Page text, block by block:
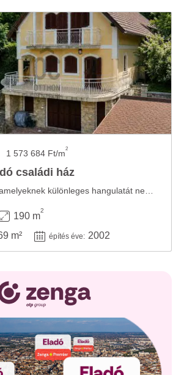
1 573 684 Ft/m2
családi ház
190 m
2
m² építés éve: 2002